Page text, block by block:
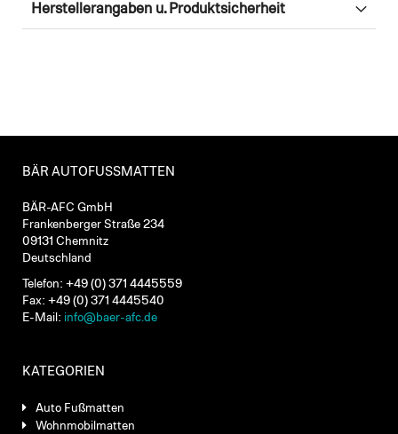
Herstellerangaben u. Produktsicherheit
BÄR AUTOFUSSMATTEN
BÄR-AFC GmbH
Frankenberger Straße 234
09131 Chemnitz
Deutschland
Telefon: +49 (0) 371 4445559
Fax: +49 (0) 371 4445540
E-Mail: info@baer-afc.de
KATEGORIEN
Auto Fußmatten
Wohnmobilmatten